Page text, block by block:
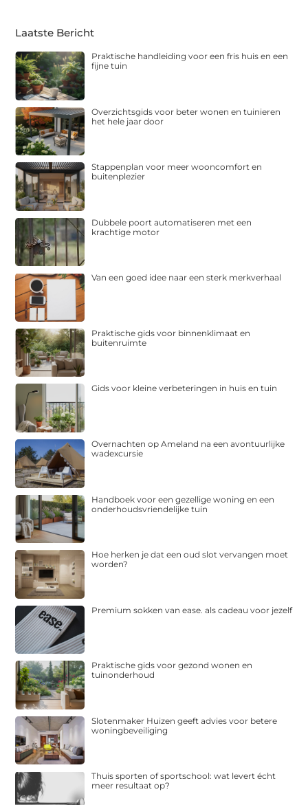
Laatste Bericht
Praktische handleiding voor een fris huis en een
fijne tuin
Overzichtsgids voor beter wonen en tuinieren
het hele jaar door
Stappenplan voor meer wooncomfort en
buitenplezier
Dubbele poort automatiseren met een
krachtige motor
Van een goed idee naar een sterk merkverhaal
Praktische gids voor binnenklimaat en
buitenruimte
Gids voor kleine verbeteringen in huis en tuin
Overnachten op Ameland na een avontuurlijke
wadexcursie
Handboek voor een gezellige woning en een
onderhoudsvriendelijke tuin
Hoe herken je dat een oud slot vervangen moet
worden?
Premium sokken van ease. als cadeau voor jezelf
Praktische gids voor gezond wonen en
tuinonderhoud
Slotenmaker Huizen geeft advies voor betere
woningbeveiliging
Thuis sporten of sportschool: wat levert écht
meer resultaat op?